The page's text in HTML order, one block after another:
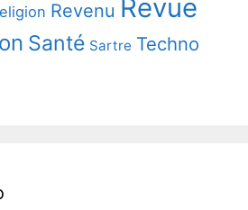
Revenu Revue
Santé Sartre Techno